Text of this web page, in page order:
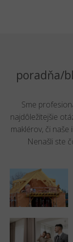
poradňa/
Sme
najdôležitejšie
maklérov, či
Nenašli ste